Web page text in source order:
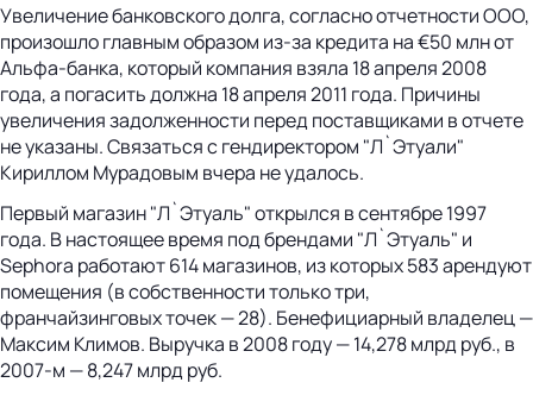
Увеличение банковского долга, согласно отчетности ООО,
произошло главным образом из-за кредита на €50 млн от
Альфа-банка, который компания взяла 18 апреля 2008
года, а погасить должна 18 апреля 2011 года. Причины
увеличения задолженности перед поставщиками в отчете
не указаны. Связаться с гендиректором "Л`Этуали"
Кириллом Мурадовым вчера не удалось.
Первый магазин "Л`Этуаль" открылся в сентябре 1997
года. В настоящее время под брендами "Л`Этуаль" и
Sephora работают 614 магазинов, из которых 583 арендуют
помещения (в собственности только три,
франчайзинговых точек — 28). Бенефициарный владелец —
Максим Климов. Выручка в 2008 году — 14,278 млрд руб., в
2007-м — 8,247 млрд руб.